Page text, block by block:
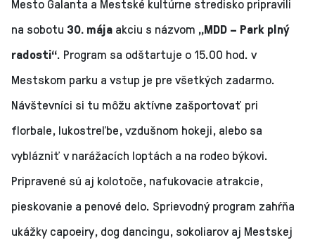
Mesto Galanta a Mestské kultúrne stredisko pripravili
na sobotu 30. mája akciu s názvom „MDD – Park plný
radosti“. Program sa odštartuje o 15.00 hod. v
Mestskom parku a vstup je pre všetkých zadarmo.
Návštevníci si tu môžu aktívne zašportovať pri
florbale, lukostreľbe, vzdušnom hokeji, alebo sa
vyblázniť v narážacích loptách a na rodeo býkovi.
Pripravené sú aj kolotoče, nafukovacie atrakcie,
pieskovanie a penové delo. Sprievodný program zahŕňa
ukážky capoeiry, dog dancingu, sokoliarov aj Mestskej